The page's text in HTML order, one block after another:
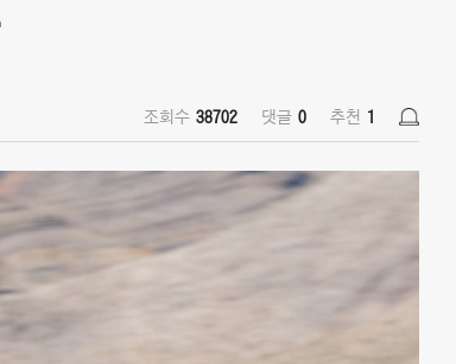
조회수 38702 댓글 0 추천 1